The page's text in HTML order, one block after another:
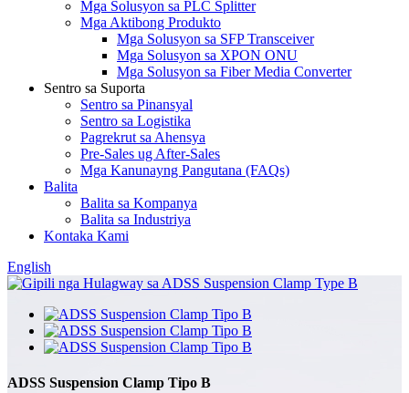
Mga Solusyon sa PLC Splitter
Mga Aktibong Produkto
Mga Solusyon sa SFP Transceiver
Mga Solusyon sa XPON ONU
Mga Solusyon sa Fiber Media Converter
Sentro sa Suporta
Sentro sa Pinansyal
Sentro sa Logistika
Pagrekrut sa Ahensya
Pre-Sales ug After-Sales
Mga Kanunayng Pangutana (FAQs)
Balita
Balita sa Kompanya
Balita sa Industriya
Kontaka Kami
English
ADSS Suspension Clamp Tipo B